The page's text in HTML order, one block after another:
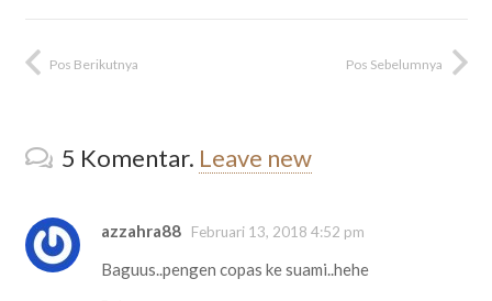
Pos Sebelumnya
Pos Berikutnya
5 Komentar. Leave new
azzahra88 Februari 13, 2018 4:52 pm
Baguus..pengen copas ke suami..hehe